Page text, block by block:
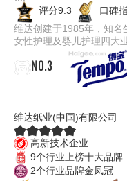
评分9.3
口碑
维达创建于1985年，知名
女性护理及婴儿护理四大
NO.3
维达纸业(中国)有限公司
高新技术企业
9个行业上榜十大品牌
2个行业品牌金凤冠